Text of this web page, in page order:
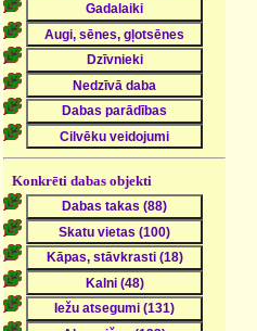
Konkrēti dabas objekti